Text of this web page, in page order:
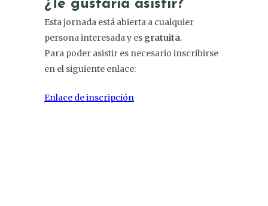
¿Te gustaría asistir?
Esta jornada está abierta a cualquier
persona interesada y es gratuita.
Para poder asistir es necesario inscribirse
en el siguiente enlace:
Enlace de inscripción